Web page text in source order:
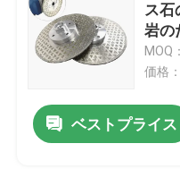
ス石
岩の
ドの
MOQ
価格
ベストプライス